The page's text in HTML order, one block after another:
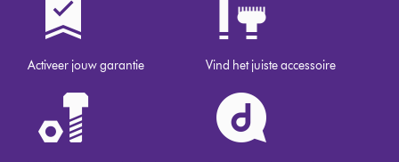
Activeer jouw garantie Vind het juiste accessoire